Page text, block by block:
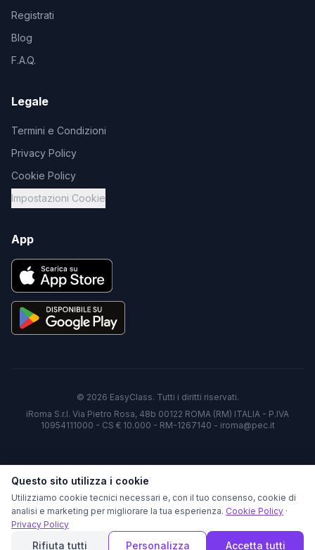
Questo sito utilizza i cookie
Utilizziamo cookie tecnici necessari e, con il tuo consenso, cookie di
analisi e marketing per migliorare la tua esperienza. Cookie Policy ·
Privacy Policy
Rifiuta tutti Personalizza Accetta tutti
Registrati
Blog
F.A.Q.
Legale
Termini e Condizioni
Privacy Policy
Cookie Policy
Impostazioni Cookie
App
© 2026 EasyClass. Tutti i diritti riservati.
iRoma S.r.l. Via Pietro Rosa, 48b 00122 ROMA (RM) ITALIA - P.IVA
10954111000 - CS € 10.000 - RM-1267140 - iroma@pec.it